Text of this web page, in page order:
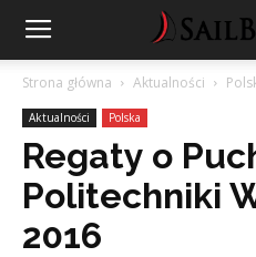
Strona główna Aktualności
Aktualności Polska
Regaty o
Politechniki
2016